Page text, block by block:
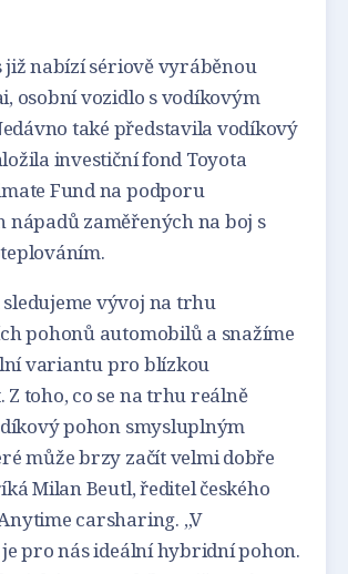
již nabízí sériově vyráběnou
osobní vozidlo s vodíkovým
také představila vodíkový
investiční fond Toyota
Fund na podporu
zaměřených na boj s
sledujeme vývoj na trhu
pohonů automobilů a snažíme
variantu pro blízkou
Z toho, co se na trhu reálně
pohon smysluplným
může brzy začít velmi dobře
Milan Beutl, ředitel českého
carsharing. „V
je pro nás ideální hybridní pohon.